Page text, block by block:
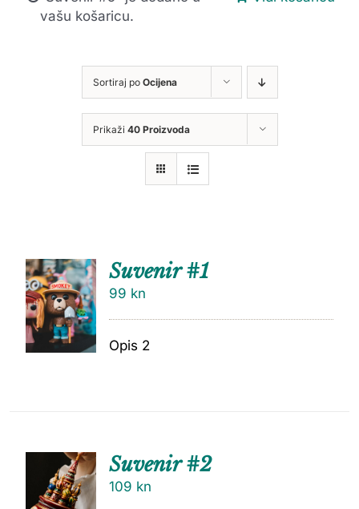
vašu košaricu.
Sortiraj po Ocijena
Prikaži 40 Proizvoda
DODAJ
U
KOŠARI
CU
Suvenir #1
99 kn
Opis 2
DODAJ
U
KOŠARI
Suvenir #2
109 kn